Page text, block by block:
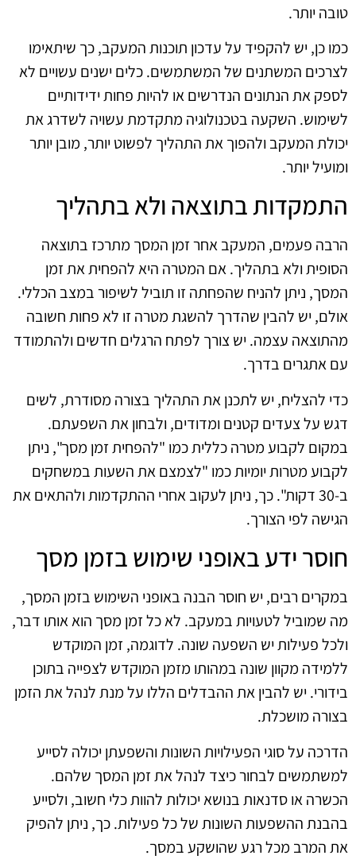
טובה יותר.
כמו כן, יש להקפיד על עדכון תוכנות המעקב, כך שיתאימו
לצרכים המשתנים של המשתמשים. כלים ישנים עשויים לא
לספק את הנתונים הנדרשים או להיות פחות ידידותיים
לשימוש. השקעה בטכנולוגיה מתקדמת עשויה לשדרג את
יכולת המעקב ולהפוך את התהליך לפשוט יותר, מובן יותר
ומועיל יותר.
התמקדות בתוצאה ולא בתהליך
הרבה פעמים, המעקב אחר זמן המסך מתרכז בתוצאה
הסופית ולא בתהליך. אם המטרה היא להפחית את זמן
המסך, ניתן להניח שהפחתה זו תוביל לשיפור במצב הכללי.
אולם, יש להבין שהדרך להשגת מטרה זו לא פחות חשובה
מהתוצאה עצמה. יש צורך לפתח הרגלים חדשים ולהתמודד
עם אתגרים בדרך.
כדי להצליח, יש לתכנן את התהליך בצורה מסודרת, לשים
דגש על צעדים קטנים ומדודים, ולבחון את השפעתם.
במקום לקבוע מטרה כללית כמו "להפחית זמן מסך", ניתן
לקבוע מטרות יומיות כמו "לצמצם את השעות במשחקים
ב-30 דקות". כך, ניתן לעקוב אחרי ההתקדמות ולהתאים את
הגישה לפי הצורך.
חוסר ידע באופני שימוש בזמן מסך
במקרים רבים, יש חוסר הבנה באופני השימוש בזמן המסך,
מה שמוביל לטעויות במעקב. לא כל זמן מסך הוא אותו דבר,
ולכל פעילות יש השפעה שונה. לדוגמה, זמן המוקדש
ללמידה מקוון שונה במהותו מזמן המוקדש לצפייה בתוכן
בידורי. יש להבין את ההבדלים הללו על מנת לנהל את הזמן
בצורה מושכלת.
הדרכה על סוגי הפעילויות השונות והשפעתן יכולה לסייע
למשתמשים לבחור כיצד לנהל את זמן המסך שלהם.
הכשרה או סדנאות בנושא יכולות להוות כלי חשוב, ולסייע
בהבנת ההשפעות השונות של כל פעילות. כך, ניתן להפיק
את המרב מכל רגע שהושקע במסך.